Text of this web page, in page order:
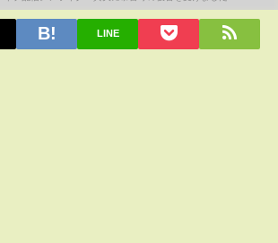
LINE